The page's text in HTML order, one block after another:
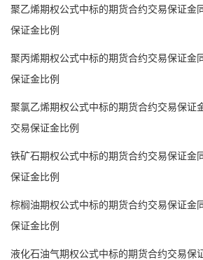
聚乙烯期权公式中标的期货合约交易保证金
保证金比例
聚丙烯期权公式中标的期货合约交易保证金
保证金比例
聚氯乙烯期权公式中标的期货合约交易保证
交易保证金比例
铁矿石期权公式中标的期货合约交易保证金
保证金比例
棕榈油期权公式中标的期货合约交易保证金
保证金比例
液化石油气期权公式中标的期货合约交易保